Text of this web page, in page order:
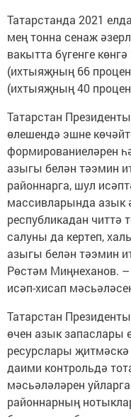
Татарстанда 2021
мең тонна сенаж
вакытта бүгенге
(ихтыяҗның 66
(ихтыяҗның 40
Татарстан
өлешендә эшне
формированиеләрен
азыгы белән тәэмин
районнарга, шул
массивларында азык
республикадан читтә
салуны да кертеп,
азыгы белән тәэмин
Рөстәм Миңнеханов.
исәп-хисап
Татарстан
өчен азык запаслары
ресурслары
даими контрольдә
мәсьәләләрен
районнарның